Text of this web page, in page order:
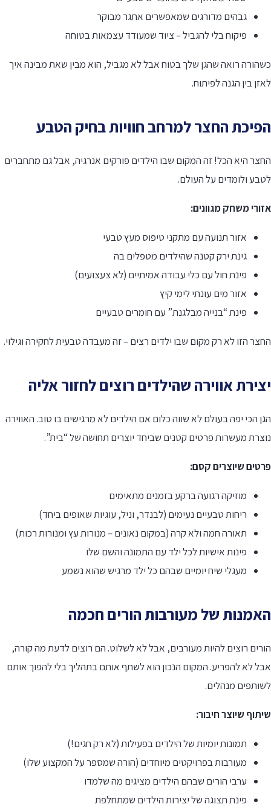
גבהים מדורגים שמאפשרים אתגר מבוקר
פיקוח בלי להגביל – ציוד שמעודד עצמאות בטוחה
רואה שהגן שלך בטוח אבל לא מגביל, הוא מבין שאת מבינה איך
בין הגנה לפיתוח.
החצר למרחב חוויות בחיק הטבע
היא הכל! זה המקום שבו הילדים פורקים אנרגיה, אבל גם מתחברים
ולומדים על העולם.
משחק מגוונים:
אזור תנועה עם מתקני טיפוס מעץ טבעי
גינת ירק קטנה שהילדים מטפלים בה
פינת חול עם כלי עבודה אמיתיים (לא צעצועים)
אזור מים עונתי לימי קיץ
פינת “בנייה מבלגנת” עם חומרים טבעיים
הזו לא רק מקום שבו ילדים רצים – זה מעבדה טבעית לחקירה וגילוי.
אווירה שהילדים רוצים לחזור אליה
הכי יפה בעולם לא שווה כלום אם הילדים לא מרגישים בו טוב. האווירה
מעשרות פרטים קטנים שביחד יוצרים תחושה של “בית”.
שיוצרים קסם:
מוזיקה רגועה ברקע בזמנים מתאימים
ריחות טבעיים נעימים (לבנדר, וניל, עוגיות שאופים ביחד)
תאורה חמה ולא קרה (במקום נאונים – מנורות עץ ומנורות רכות)
פינות אישיות לכל ילד עם התמונה והשם שלו
מעגלי שיח יומיים שבהם כל ילד מרגיש שהוא נשמע
של מעורבות הורים חכמה
רוצים להיות מעורבים, אבל לא לשלוט. הם רוצים לדעת מה קורה,
לא להפריע. המקום הנכון הוא לשתף אותם בתהליך בלי להפוך אותם
מנהלים.
שיוצר חיבור:
תמונות יומיות של הילדים בפעילות (לא רק חגים!)
מעורבות בפרויקטים מיוחדים (הורה שמספר על המקצוע שלו)
ערבי הורים שבהם הילדים מציגים מה שלמדו
פינת תצוגה של יצירות הילדים שמתחלפת